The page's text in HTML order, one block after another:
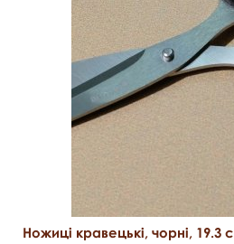
Ножиці кравецькі, чорні, 19.3